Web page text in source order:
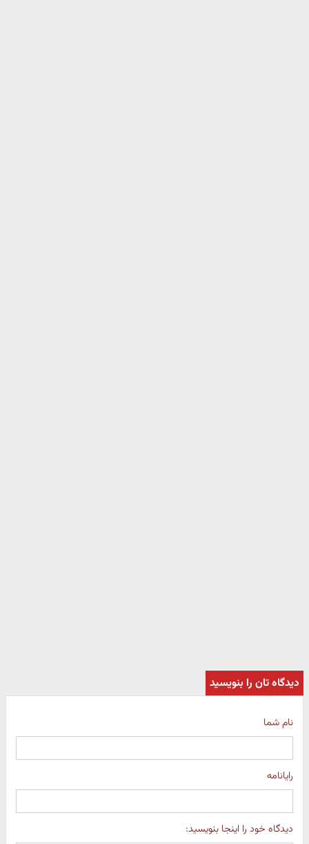
دیدگاه تان را بنویسید
نام شما
رایانامه
دیدگاه خود را اینجا بنویسید: